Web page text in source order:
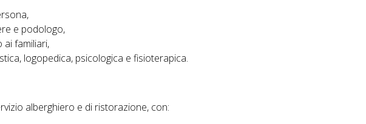
e podologo,
ai familiari,
logopedica, psicologica e fisioterapica.
alberghiero e di ristorazione, con: